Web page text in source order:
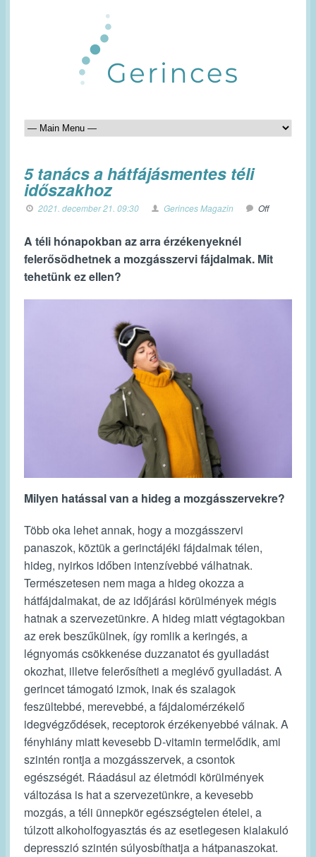
5 tanács a hátfájásmentes téli
időszakhoz
2021. december 21. 09:30 Gerinces Magazin Off
A téli hónapokban az arra érzékenyeknél
felerősödhetnek a mozgásszervi fájdalmak. Mit
tehetünk ez ellen?
Milyen hatással van a hideg a mozgásszervekre?
Több oka lehet annak, hogy a mozgásszervi
panaszok, köztük a gerinctájéki fájdalmak télen,
hideg, nyirkos időben intenzívebbé válhatnak.
Természetesen nem maga a hideg okozza a
hátfájdalmakat, de az időjárási körülmények mégis
hatnak a szervezetünkre. A hideg miatt végtagokban
az erek beszűkülnek, így romlik a keringés, a
légnyomás csökkenése duzzanatot és gyulladást
okozhat, illetve felerősítheti a meglévő gyulladást. A
gerincet támogató izmok, inak és szalagok
feszültebbé, merevebbé, a fájdalomérzékelő
idegvégződések, receptorok érzékenyebbé válnak. A
fényhiány miatt kevesebb D-vitamin termelődik, ami
szintén rontja a mozgásszervek, a csontok
egészségét. Ráadásul az életmódi körülmények
változása is hat a szervezetünkre, a kevesebb
mozgás, a téli ünnepkör egészségtelen ételei, a
túlzott alkoholfogyasztás és az esetlegesen kialakuló
depresszió szintén súlyosbíthatja a hátpanaszokat.